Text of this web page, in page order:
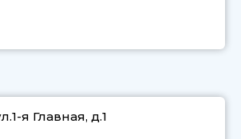
я Главная, д.1